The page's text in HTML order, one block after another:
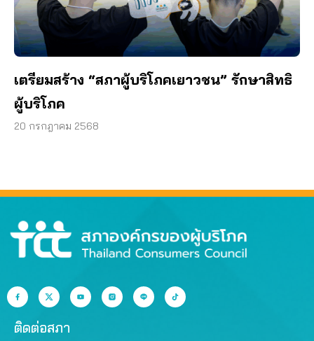
เตรียมสร้าง “สภาผู้บริโภคเยาวชน” รักษาสิทธิ
ผู้บริโภค
20 กรกฎาคม 2568
ติดต่อสภา